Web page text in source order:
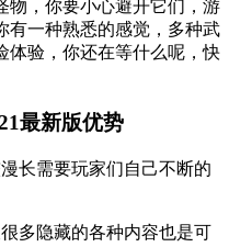
物，你要小心避开它们，游
有一种熟悉的感觉，多种武
体验，你还在等什么呢，快
最新版优势
长需要玩家们自己不断的
多隐藏的各种内容也是可